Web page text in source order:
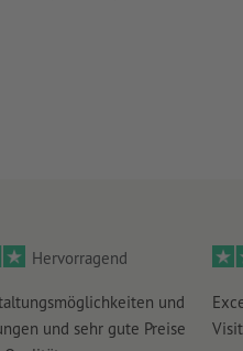
Hervorragend
und
und sehr gute Preise